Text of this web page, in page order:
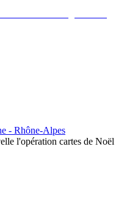
- Rhône-Alpes
l'opération cartes de Noël